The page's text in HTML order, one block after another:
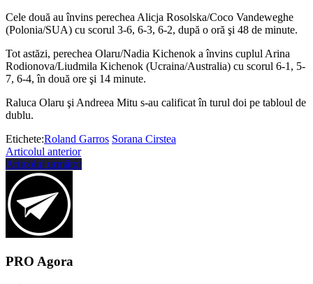
Cele două au învins perechea Alicja Rosolska/Coco Vandeweghe
(Polonia/SUA) cu scorul 3-6, 6-3, 6-2, după o oră şi 48 de minute.
Tot astăzi, perechea Olaru/Nadia Kichenok a învins cuplul Arina
Rodionova/Liudmila Kichenok (Ucraina/Australia) cu scorul 6-1, 5-
7, 6-4, în două ore şi 14 minute.
Raluca Olaru şi Andreea Mitu s-au calificat în turul doi pe tabloul de
dublu.
Etichete:Roland Garros Sorana Cirstea
Articolul anterior
Articolul următor
PRO Agora